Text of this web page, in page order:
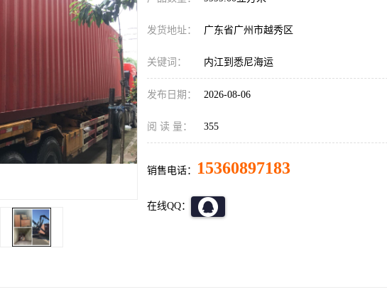
发货地址： 广东省广州市越秀区
关键词： 内江到悉尼海运
发布日期： 2026-08-06
阅 读 量： 355
销售电话： 15360897183
在线QQ：